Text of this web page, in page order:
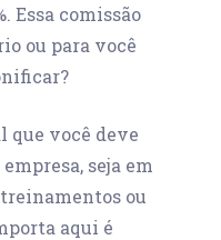
Essa comissão
ou para você
que você deve
seja em
ou
aqui é